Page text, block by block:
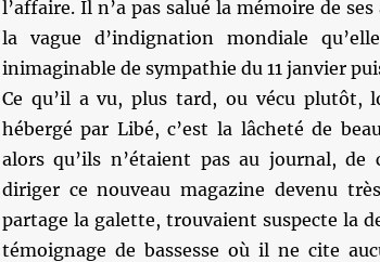
l’affaire. Il n’a pas salué la mémoire de
la vague d’indignation mondiale
inimaginable de sympathie du 11 janvier
Ce qu’il a vu, plus tard, ou vécu plutôt,
hébergé par Libé, c’est la lâcheté de
alors qu’ils n’étaient pas au journal,
diriger ce nouveau magazine devenu
partage la galette, trouvaient suspecte la
témoignage de bassesse où il ne cite